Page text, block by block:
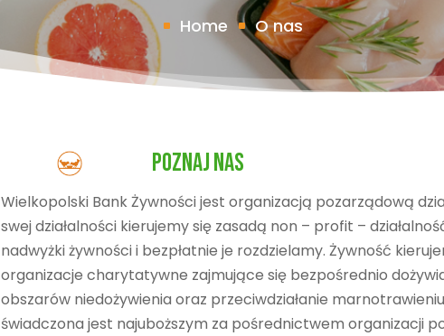
Home O nas
POZNAJ NAS
Wielkopolski Bank Żywności jest organizacją pozarządową
swej działalności kierujemy się zasadą non – profit –
nadwyżki żywności i bezpłatnie je rozdzielamy. Żywność
organizacje charytatywne zajmujące się bezpośrednio
obszarów niedożywienia oraz przeciwdziałanie
świadczona jest najuboższym za pośrednictwem organizacji